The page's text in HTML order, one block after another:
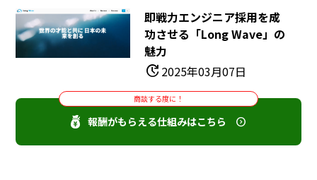
即戦力エンジニア採用を成
功させる「Long Wave」の
魅力
update2025年03月07日
商談する度に！
報酬がもらえる仕組みはこちら